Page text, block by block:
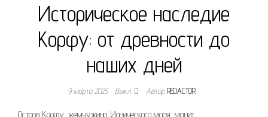
Историческое наследие
Корфу: от древности до
наших дней
9 марта 2025 Выкл. АвторREDACTOR
Остров Корфу, жемчужина Ионического моря, манит